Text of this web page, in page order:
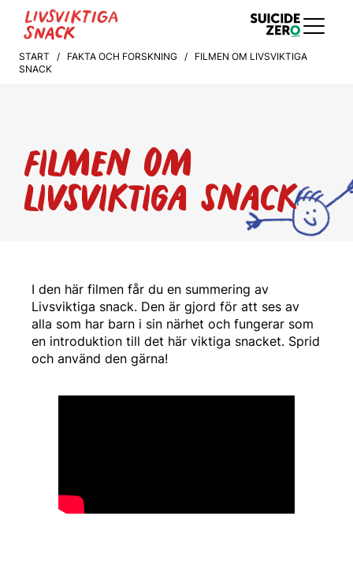
START / FAKTA OCH FORSKNING / FILMEN OM LIVSVIKTIGA
SNACK
FILMEN OM
LIVSVIKTIGA SNACK
I den här filmen får du en summering av
Livsviktiga snack. Den är gjord för att ses av
alla som har barn i sin närhet och fungerar som
en introduktion till det här viktiga snacket. Sprid
och använd den gärna!